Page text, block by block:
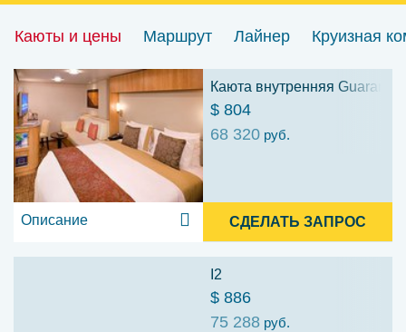
Каюты и цены Маршрут Лайнер Круизная
Каюта внутренняя
$ 804
68 320 руб.
Описание СДЕЛАТЬ ЗАПРОС
I2
$ 886
75 288 руб.